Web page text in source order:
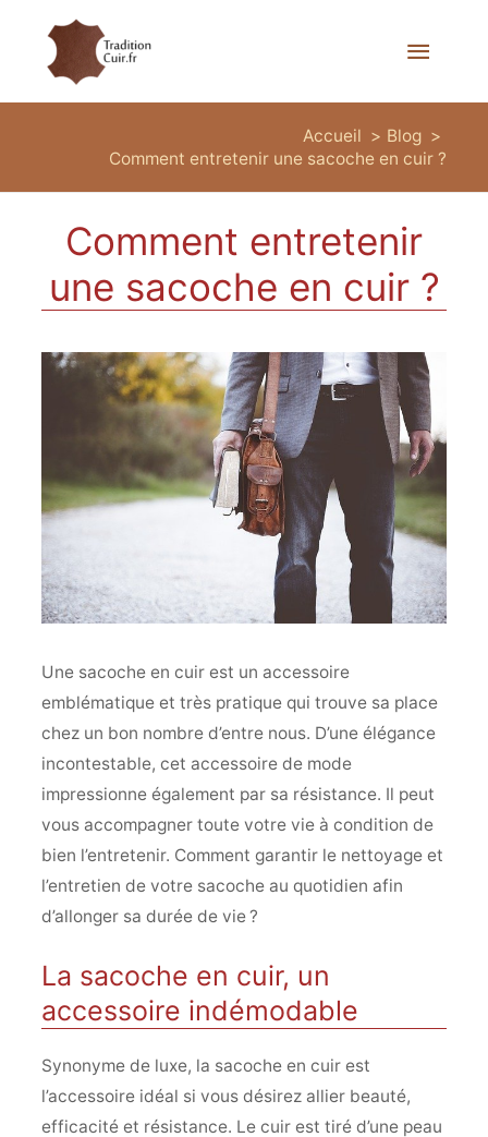
Menu
Accueil
Blog
Comment entretenir une sacoche en cuir ?
Comment entretenir
une sacoche en cuir ?
Une sacoche en cuir est un accessoire
emblématique et très pratique qui trouve sa place
chez un bon nombre d’entre nous. D’une élégance
incontestable, cet accessoire de mode
impressionne également par sa résistance. Il peut
vous accompagner toute votre vie à condition de
bien l’entretenir. Comment garantir le nettoyage et
l’entretien de votre sacoche au quotidien afin
d’allonger sa durée de vie ?
La sacoche en cuir, un
accessoire indémodable
Synonyme de luxe, la sacoche en cuir est
l’accessoire idéal si vous désirez allier beauté,
efficacité et résistance. Le cuir est tiré d’une peau